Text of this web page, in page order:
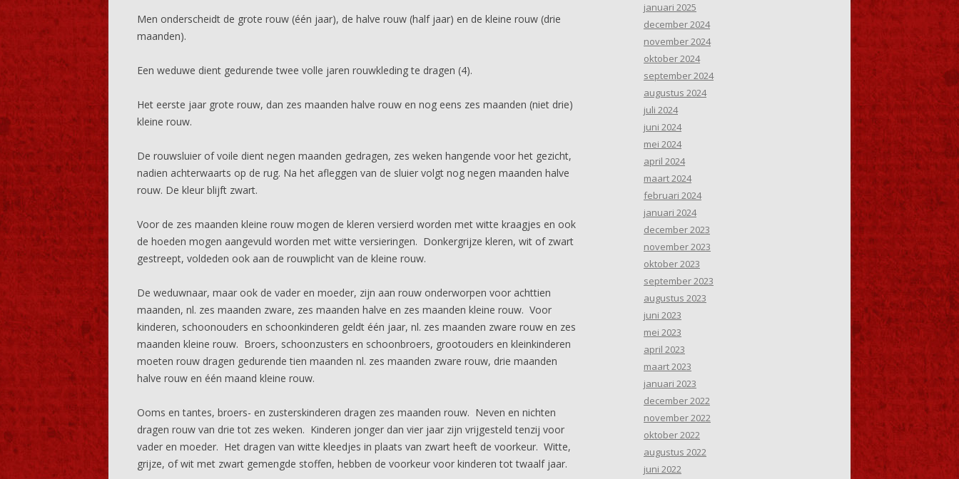
Men onderscheidt de grote rouw (één jaar), de halve rouw (half jaar) en de kleine rouw (drie
maanden).
Een weduwe dient gedurende twee volle jaren rouwkleding te dragen (4).
Het eerste jaar grote rouw, dan zes maanden halve rouw en nog eens zes maanden (niet drie)
kleine rouw.
De rouwsluier of voile dient negen maanden gedragen, zes weken hangende voor het gezicht,
nadien achterwaarts op de rug. Na het afleggen van de sluier volgt nog negen maanden halve
rouw. De kleur blijft zwart.
Voor de zes maanden kleine rouw mogen de kleren versierd worden met witte kraagjes en ook
de hoeden mogen aangevuld worden met witte versieringen. Donkergrijze kleren, wit of zwart
gestreept, voldeden ook aan de rouwplicht van de kleine rouw.
De weduwnaar, maar ook de vader en moeder, zijn aan rouw onderworpen voor achttien
maanden, nl. zes maanden zware, zes maanden halve en zes maanden kleine rouw. Voor
kinderen, schoonouders en schoonkinderen geldt één jaar, nl. zes maanden zware rouw en zes
maanden kleine rouw. Broers, schoonzusters en schoonbroers, grootouders en kleinkinderen
moeten rouw dragen gedurende tien maanden nl. zes maanden zware rouw, drie maanden
halve rouw en één maand kleine rouw.
Ooms en tantes, broers- en zusterskinderen dragen zes maanden rouw. Neven en nichten
dragen rouw van drie tot zes weken. Kinderen jonger dan vier jaar zijn vrijgesteld tenzij voor
vader en moeder. Het dragen van witte kleedjes in plaats van zwart heeft de voorkeur. Witte,
grijze, of wit met zwart gemengde stoffen, hebben de voorkeur voor kinderen tot twaalf jaar.
januari 2025
december 2024
november 2024
oktober 2024
september 2024
augustus 2024
juli 2024
juni 2024
mei 2024
april 2024
maart 2024
februari 2024
januari 2024
december 2023
november 2023
oktober 2023
september 2023
augustus 2023
juni 2023
mei 2023
april 2023
maart 2023
januari 2023
december 2022
november 2022
oktober 2022
augustus 2022
juni 2022